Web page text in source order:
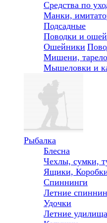
Средства по
Манки,
Подсадные
Поводки и
Ошейники
Мишени,
Мышеловки и
Рыбалка
Блесна
Чехлы, сумки,
Ящики,
Спиннинги
Летние
Удочки
Летние удилища